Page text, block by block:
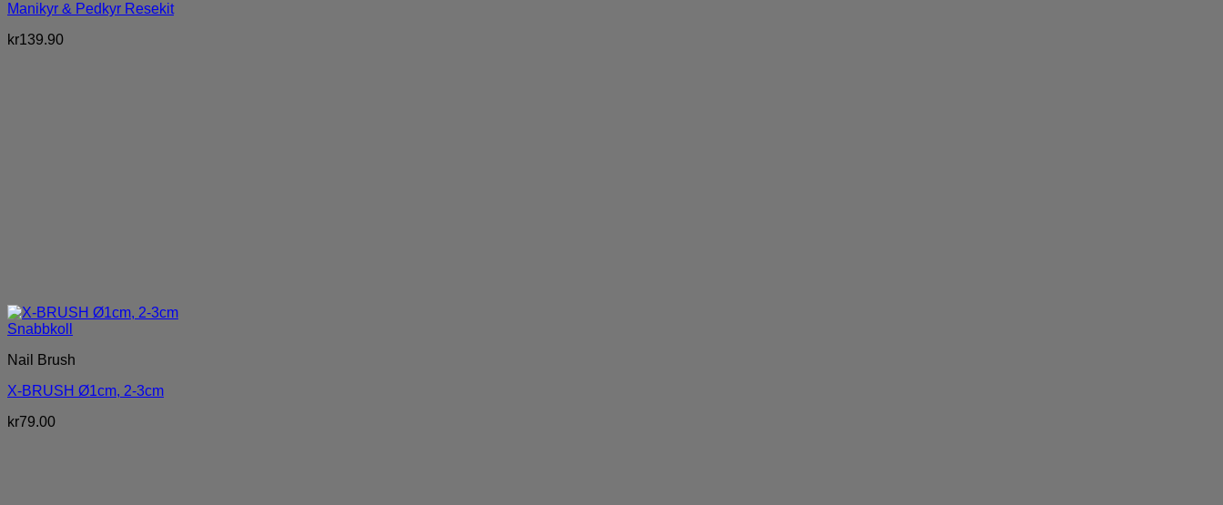
Manikyr & Pedkyr Resekit
kr139.90
Snabbkoll
Nail Brush
X-BRUSH Ø1cm, 2-3cm
kr79.00